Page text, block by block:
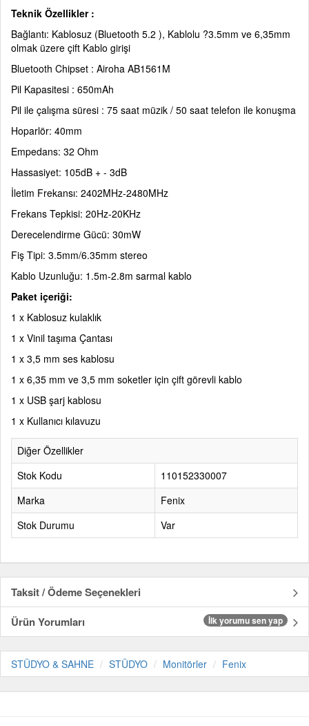
Teknik Özellikler :
Bağlantı: Kablosuz (Bluetooth 5.2 ), Kablolu ?3.5mm ve 6,35mm
olmak üzere çift Kablo girişi
Bluetooth Chipset : Airoha AB1561M
Pil Kapasitesi : 650mAh
Pil ile çalışma süresi : 75 saat müzik / 50 saat telefon ile konuşma
Hoparlör: 40mm
Empedans: 32 Ohm
Hassasiyet: 105dB + - 3dB
İletim Frekansı: 2402MHz-2480MHz
Frekans Tepkisi: 20Hz-20KHz
Derecelendirme Gücü: 30mW
Fiş Tipi: 3.5mm/6.35mm stereo
Kablo Uzunluğu: 1.5m-2.8m sarmal kablo
Paket içeriği:
1 x Kablosuz kulaklık
1 x Vinil taşıma Çantası
1 x 3,5 mm ses kablosu
1 x 6,35 mm ve 3,5 mm soketler için çift görevli kablo
1 x USB şarj kablosu
1 x Kullanıcı kılavuzu
Diğer Özellikler
Stok Kodu
110152330007
Marka
Fenix
Stok Durumu
Var
Taksit / Ödeme Seçenekleri
Ürün Yorumları
İlk yorumu sen yap
STÜDYO & SAHNE STÜDYO Monitörler Fenix